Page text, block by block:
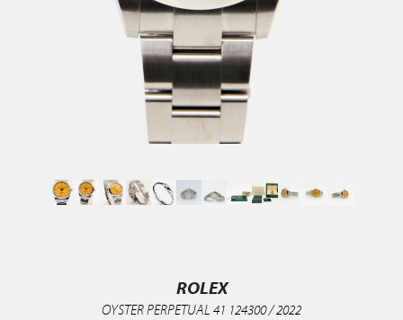
ROLEX
OYSTER PERPETUAL 41 124300 / 2022